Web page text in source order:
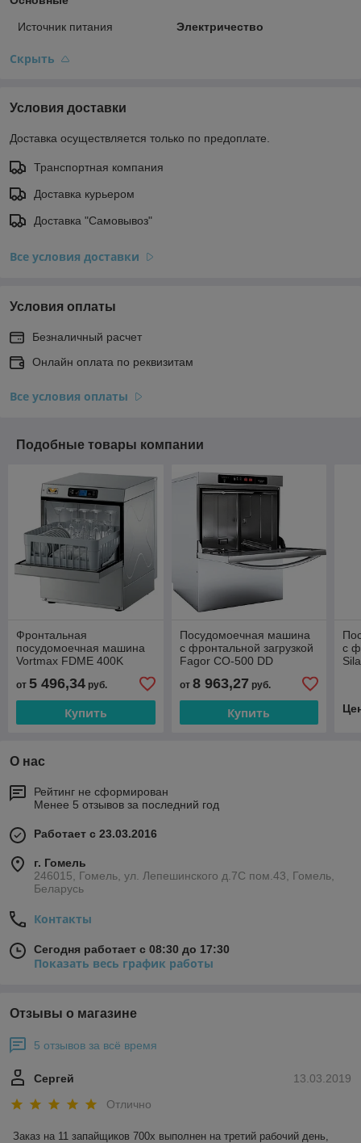
Источник питания Электричество
Скрыть
Условия доставки
Доставка осуществляется только по предоплате.
Транспортная компания
Доставка курьером
Доставка "Самовывоз"
Все условия доставки
Условия оплаты
Безналичный расчет
Онлайн оплата по реквизитам
Все условия оплаты
Подобные товары компании
Фронтальная
посудомоечная машина
Vortmax FDME 400K
от 5 496,34 руб.
Купить
Посудомоечная машина
с фронтальной загрузкой
Fagor CO-500 DD
от 8 963,27 руб.
Купить
с
О нас
Рейтинг не сформирован
Менее 5 отзывов за последний год
Работает с 23.03.2016
г. Гомель
246015, Гомель, ул. Лепешинского д.7С пом.43, Гомель,
Беларусь
Контакты
Сегодня работает с 08:30 до 17:30
Показать весь график работы
Отзывы о магазине
5 отзывов за всё время
13.03.2019
Сергей
Отлично
Заказ на 11 запайщиков 700х выполнен на третий рабочий день,